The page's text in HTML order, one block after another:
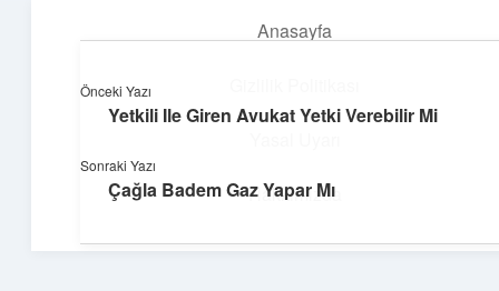
Anasayfa
Hakkımızda
Dijital dünyada keyifli bir macera!
Önceki Yazı
Yetkili Ile Giren Avukat Yetki Verebilir Mi
Sonraki Yazı
Çağla Badem Gaz Yapar Mı